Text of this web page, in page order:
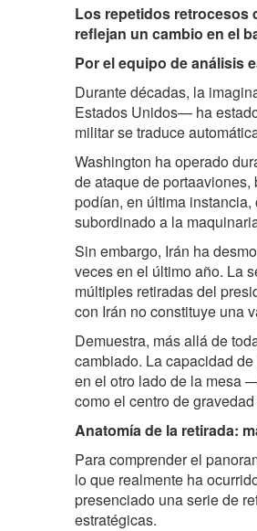
Los repetidos retrocesos
reflejan un cambio en el
Por el equipo de análisis
Durante décadas, la
Estados Unidos— ha
militar se traduce
Washington ha operado
de ataque de
podían, en última
subordinado a la
Sin embargo, Irán ha
veces en el último año. La
múltiples retiradas del
con Irán no constituye una
Demuestra, más allá de
cambiado. La capacidad
en el otro lado de la mesa
como el centro de
Anatomía de la retirada:
Para comprender el
lo que realmente ha
presenciado una serie de
estratégicas.